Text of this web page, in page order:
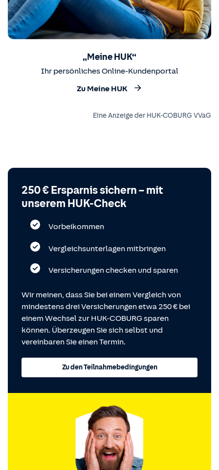
„Meine HUK“
Ihr persönliches Online-Kundenportal
Zu Meine HUK
Eine Anzeige der HUK-COBURG VVaG
250 € Ersparnis sichern – mit
unserem HUK-Check
Vorbeikommen
Vergleichsunterlagen mitbringen
Versicherungen checken und sparen
Wir meinen, dass Sie bei einem Vergleich von
mindestens drei Versicherungen etwa 250 € bei
einem Wechsel zur HUK-COBURG sparen
können. Überzeugen Sie sich selbst und
vereinbaren Sie einen Termin.
Zu den Teilnahmebedingungen